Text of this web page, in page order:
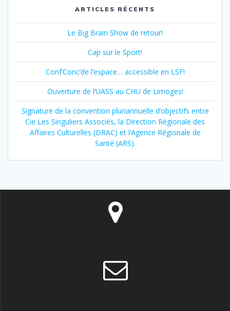
ARTICLES RÉCENTS
Le Big Brain Show de retour!
Cap sur le Sport!
Conf’Conc’de l’espace… accessible en LSF!
Ouverture de l’UASS au CHU de Limoges!
Signature de la convention pluriannuelle d’objectifs entre
Cie Les Singuliers Associés, la Direction Régionale des
Affaires Culturelles (DRAC) et l’Agence Régionale de
Santé (ARS).